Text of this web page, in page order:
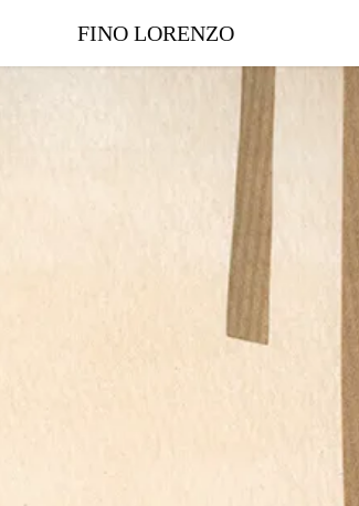
FINO LORENZO